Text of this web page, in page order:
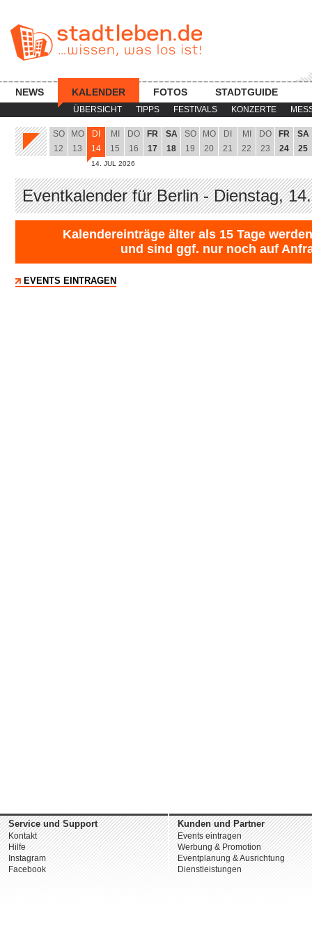
ÜBERSICHT TIPPS FESTIVALS KONZERTE
NEWS KALENDER FOTOS STADTGUIDE
SO
12
MO
13
DI
14
14. JUL 2026
MI
15
DO
16
FR
17
SA
18
SO
19
MO
20
DI
21
MI
22
DO
23
FR
24
SA
25
Eventkalender für Berlin - Dienstag,
Kalendereinträge älter als 15 Tage
und sind ggf. nur noch auf
EVENTS EINTRAGEN
Service und Support
Kontakt
Hilfe
Instagram
Facebook
Kunden und Partner
Events eintragen
Werbung & Promotion
Eventplanung & Ausrichtung
Dienstleistungen